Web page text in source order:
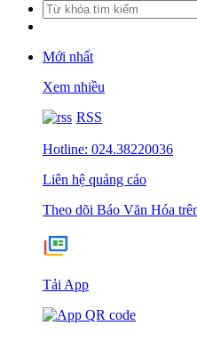
Mới nhất
Xem nhiều
RSS
Hotline: 024.38220036
Liên hệ quảng cáo
Theo dõi Báo Văn Hóa
Tải App